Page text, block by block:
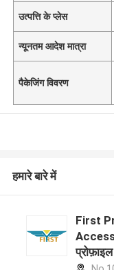
उत्पत्ति के प्लेस
न्यूनतम आदेश मात्रा
पैकेजिंग विवरण
हमारे बारे में
First
प्रोफ़ाइल